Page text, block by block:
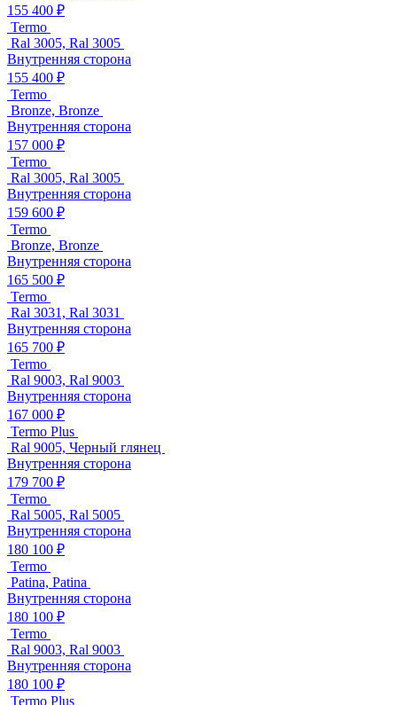
155 400 ₽
Termo
Ral 3005, Ral 3005
Внутренняя сторона
155 400 ₽
Termo
Bronze, Bronze
Внутренняя сторона
157 000 ₽
Termo
Ral 3005, Ral 3005
Внутренняя сторона
159 600 ₽
Termo
Bronze, Bronze
Внутренняя сторона
165 500 ₽
Termo
Ral 3031, Ral 3031
Внутренняя сторона
165 700 ₽
Termo
Ral 9003, Ral 9003
Внутренняя сторона
167 000 ₽
Termo Plus
Ral 9005, Черный глянец
Внутренняя сторона
179 700 ₽
Termo
Ral 5005, Ral 5005
Внутренняя сторона
180 100 ₽
Termo
Patina, Patina
Внутренняя сторона
180 100 ₽
Termo
Ral 9003, Ral 9003
Внутренняя сторона
180 100 ₽
Termo Plus